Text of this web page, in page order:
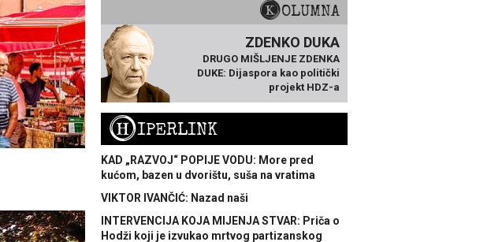
KOLUMNA
ZDENKO DUKA
DRUGO MIŠLJENJE ZDENKA
DUKE: Dijaspora kao politički
projekt HDZ-a
HIPERLINK
KAD „RAZVOJ“ POPIJE VODU: More pred
kućom, bazen u dvorištu, suša na vratima
VIKTOR IVANČIĆ: Nazad naši
INTERVENCIJA KOJA MIJENJA STVAR: Priča o
Hodži koji je izvukao mrtvog partizanskog